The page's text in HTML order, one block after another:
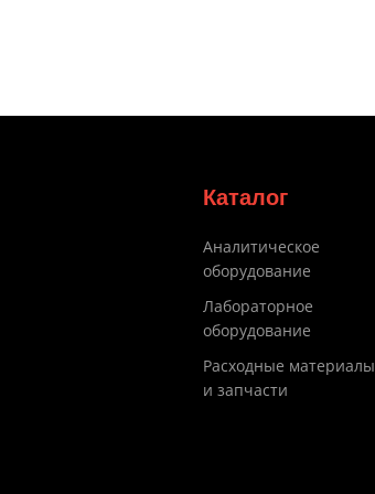
Каталог
Аналитическое
оборудование
Лабораторное
оборудование
Расходные материалы
и запчасти